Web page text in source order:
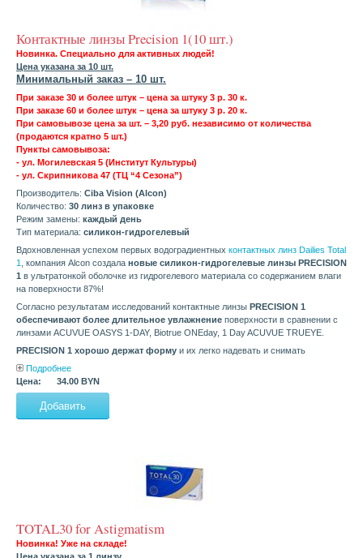
Контактные линзы Precision 1(10 шт.)
Новинка. Специально для активных людей!
Цена указана за 10 шт.
Минимальный заказ – 10 шт.
При заказе 30 и более штук – цена за штуку 3 р. 30 к.
При заказе 60 и более штук – цена за штуку 3 р. 20 к.
При самовывозе цена за шт. – 3,20 руб. независимо от количества
(продаются кратно 5 шт.)
Пункты самовывоза:
- ул. Могилевская 5 (Институт Культуры)
- ул. Скрипникова 47 (ТЦ “4 Сезона”)
Производитель: Ciba Vision (Alcon)
Количество: 30 линз в упаковке
Режим замены: каждый день
Тип материала: силикон-гидрогелевый
Вдохновленная успехом первых водоградиентных контактных линз Dailies Total
1
, компания Alcon создала новые силикон-гидрогелевые линзы PRECISION
1 в ультратонкой оболочке из гидрогелевого материала со содержанием влаги
на поверхности 87%!
Согласно результатам исследований контактные линзы PRECISION 1
обеспечивают более длительное увлажнение поверхности в сравнении с
линзами ACUVUE OASYS 1-DAY, Biotrue ONEday, 1 Day ACUVUE TRUEYE.
PRECISION 1 хорошо держат форму и их легко надевать и снимать
Подробнее
34.00 BYN
Цена:
TOTAL30 for Astigmatism
Новинка! Уже на складе!